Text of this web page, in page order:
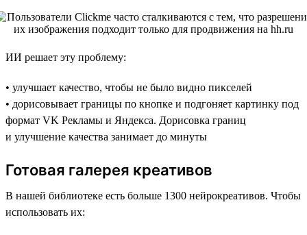
ИИ решает эту проблему:
• улучшает качество, чтобы не было видно пикселей
• дорисовывает границы по кнопке и подгоняет картинку под
формат VK Рекламы и Яндекса. Дорисовка границ
и улучшение качества занимает до минуты
Готовая галерея креативов
В нашей библиотеке есть больше 1300 нейрокреативов. Чтобы
использовать их: